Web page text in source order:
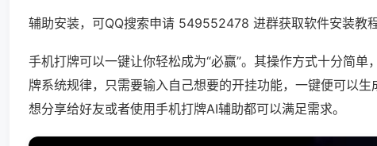
辅助安装，可QQ搜索申请 549552478 进群获取软件安装教
手机打牌可以一键让你轻松成为“必赢”。其操作方式十分简
牌系统规律，只需要输入自己想要的开挂功能，一键便可以
想分享给好友或者使用手机打牌AI辅助都可以满足需求。